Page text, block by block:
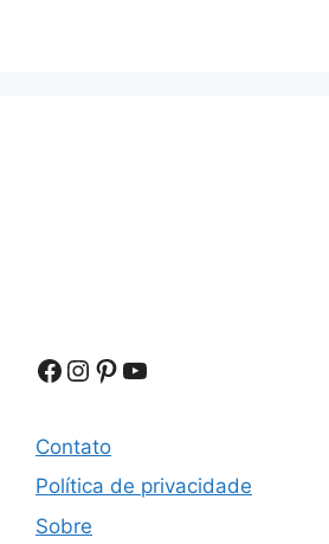
Facebook
Instagram
Pinterest
Youtube
Contato
Política de privacidade
Sobre